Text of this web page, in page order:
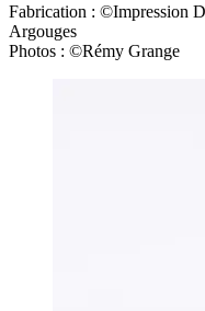
Fabrication : ©Impression
Argouges
Photos : ©Rémy Grange